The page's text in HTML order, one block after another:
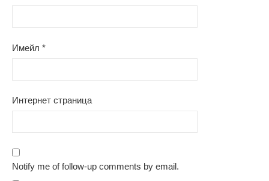
Имейл *
Интернет страница
Notify me of follow-up comments by email.